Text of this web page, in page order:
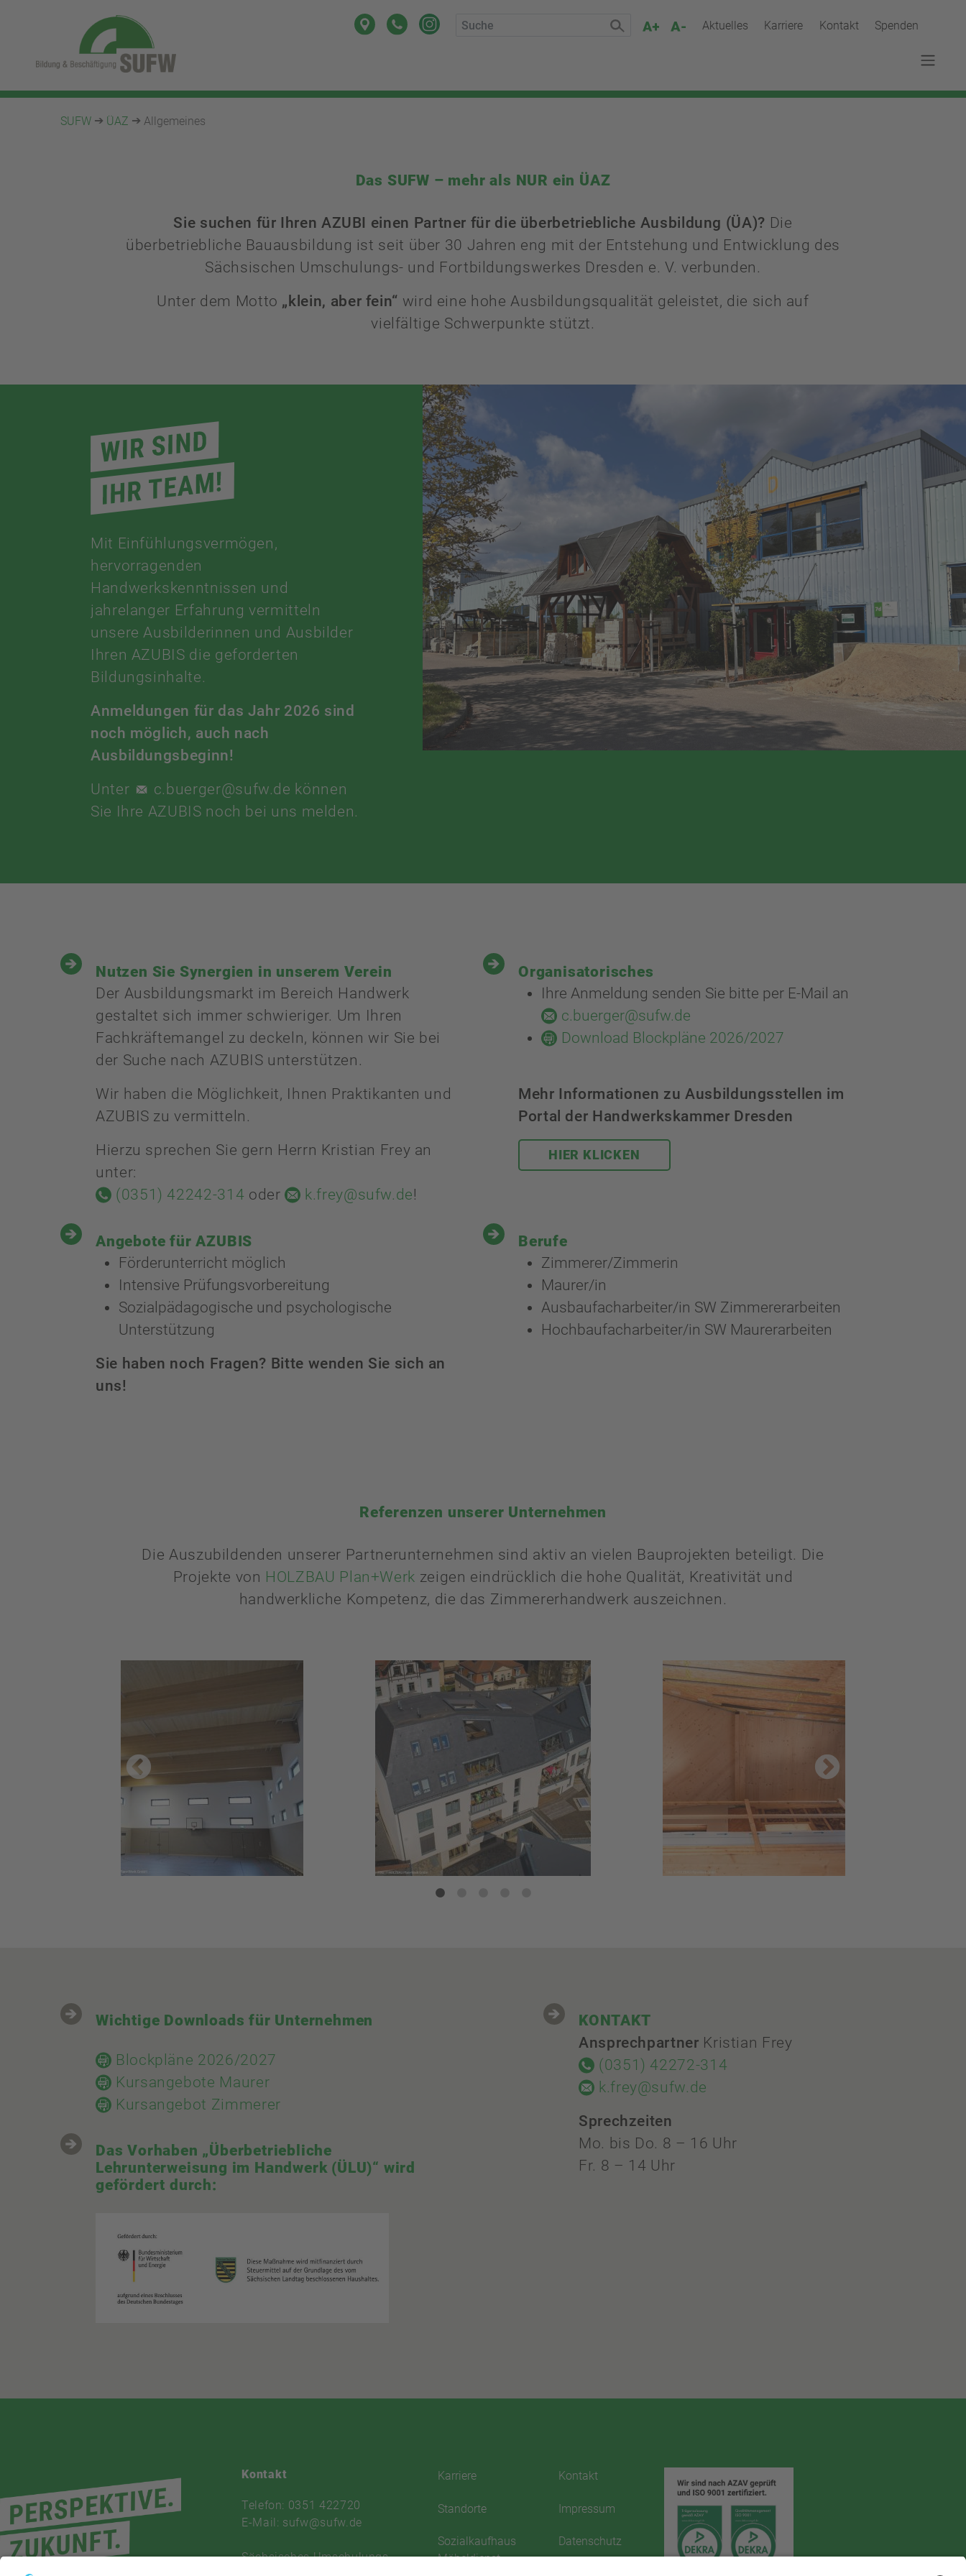
Aktuelles Karriere Kontakt Spenden
SUFW ÜAZ Allgemeines
Das SUFW – mehr als NUR ein ÜAZ
Sie suchen für Ihren AZUBI einen Partner für die überbetriebliche Ausbildung (ÜA)? Die
überbetriebliche Bauausbildung ist seit über 30 Jahren eng mit der Entstehung und Entwicklung des
Sächsischen Umschulungs- und Fortbildungswerkes Dresden e. V. verbunden.
Unter dem Motto „klein, aber fein“ wird eine hohe Ausbildungsqualität geleistet, die sich auf
vielfältige Schwerpunkte stützt.
Mit Einfühlungsvermögen,
hervorragenden
Handwerkskenntnissen und
jahrelanger Erfahrung vermitteln
unsere Ausbilderinnen und Ausbilder
Ihren AZUBIS die geforderten
Bildungsinhalte.
Anmeldungen für das Jahr 2026 sind
noch möglich, auch nach
Ausbildungsbeginn!
Unter
c.buerger@sufw.de können
Sie Ihre AZUBIS noch bei uns melden.
Nutzen Sie Synergien in unserem Verein
Der Ausbildungsmarkt im Bereich Handwerk
gestaltet sich immer schwieriger. Um Ihren
Fachkräftemangel zu deckeln, können wir Sie bei
der Suche nach AZUBIS unterstützen.
Wir haben die Möglichkeit, Ihnen Praktikanten und
AZUBIS zu vermitteln.
Hierzu sprechen Sie gern Herrn Kristian Frey an
unter:
(0351) 42242-314 oder k.frey@sufw.de!
Organisatorisches
Ihre Anmeldung senden Sie bitte per E-Mail an
c.buerger@sufw.de
Download Blockpläne 2026/2027
Mehr Informationen zu Ausbildungsstellen im
Portal der Handwerkskammer Dresden
HIER KLICKEN
Angebote für AZUBIS
Förderunterricht möglich
Intensive Prüfungsvorbereitung
Sozialpädagogische und psychologische
Unterstützung
Sie haben noch Fragen? Bitte wenden Sie sich an
uns!
Berufe
Zimmerer/Zimmerin
Maurer/in
Ausbaufacharbeiter/in SW Zimmererarbeiten
Hochbaufacharbeiter/in SW Maurerarbeiten
Referenzen unserer Unternehmen
Die Auszubildenden unserer Partnerunternehmen sind aktiv an vielen Bauprojekten beteiligt. Die
Projekte von HOLZBAU Plan+Werk zeigen eindrücklich die hohe Qualität, Kreativität und
handwerkliche Kompetenz, die das Zimmererhandwerk auszeichnen.
Wichtige Downloads für Unternehmen
Blockpläne 2026/2027
Kursangebote Maurer
Kursangebot Zimmerer
Das Vorhaben „Überbetriebliche
Lehrunterweisung im Handwerk (ÜLU)“ wird
gefördert durch:
KONTAKT
Ansprechpartner Kristian Frey
(0351) 42272-314
k.frey@sufw.de
Sprechzeiten
Mo. bis Do. 8 – 16 Uhr
Fr. 8 – 14 Uhr
Kontakt
Telefon: 0351 422720
E-Mail: sufw@sufw.de
Sächsisches Umschulungs-
Karriere
Standorte
Sozialkaufhaus
Möbeldienst
Kontakt
Impressum
Datenschutz